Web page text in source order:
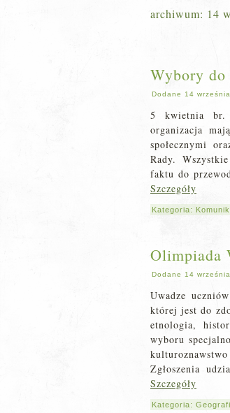
archiwum: 14
Wybory do
Dodane 14
5 kwietnia br.
organizacja
społecznymi
Rady.
faktu do
Szczegóły
Kategoria:
Olimpiada
Dodane 14
Uwadze
której jest do
etnologia,
wyboru
Zgłoszenia
Szczegóły
Kategoria: